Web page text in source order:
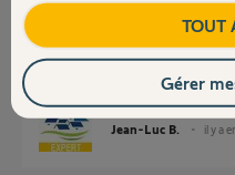
En effet le problème est connu.
déployée.
Jean-Luc B. il y a
TOUT
Gérer